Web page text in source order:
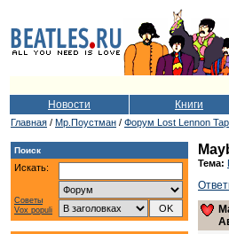
Новости Книги
Главная / Мр.Поустман / Форум Lost Lennon
Поиск
Искать:
Советы
Vox populi
Тема: